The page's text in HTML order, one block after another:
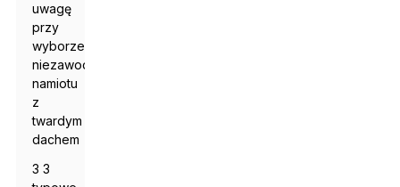
uwagę
przy
wyborze
niezawodnego
namiotu
z
twardym
dachem
3 3